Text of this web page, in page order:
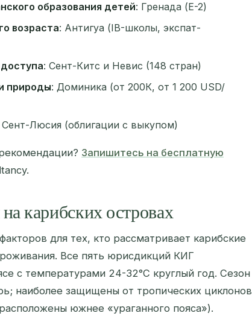
образования детей: Гренада (E-2)
возраста: Антигуа (IB-школы, экспат-
: Сент-Китс и Невис (148 стран)
природы: Доминика (от 200К, от 1 200 USD/
Сент-Люсия (облигации с выкупом)
Запишитесь на бесплатную
карибских островах
для тех, кто рассматривает карибские
Все пять юрисдикций КИГ
с температурами 24-32°C круглый год. Сезон
наиболее защищены от тропических циклонов
южнее «ураганного пояса»).